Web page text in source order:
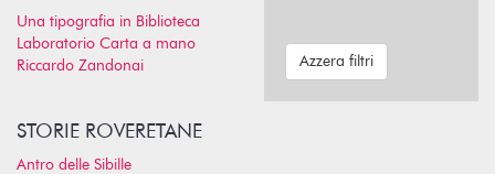
Una tipografia in Biblioteca
Laboratorio Carta a mano
Riccardo Zandonai
STORIE ROVERETANE
Antro delle Sibille
Azzera filtri